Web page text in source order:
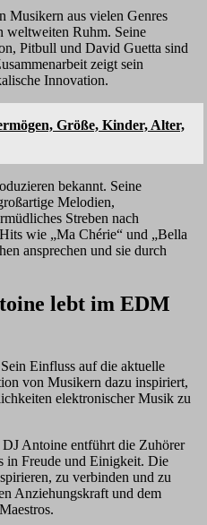
Musikern aus vielen Genres
weltweiten Ruhm. Seine
Pitbull und David Guetta sind
zeigt sein
Innovation.
Größe, Kinder, Alter,
bekannt. Seine
Melodien,
Streben nach
wie „Ma Chérie“ und „Bella
ansprechen und sie durch
lebt im EDM
Einfluss auf die aktuelle
von Musikern dazu inspiriert,
elektronischer Musik zu
Antoine entführt die Zuhörer
in Freude und Einigkeit. Die
zu verbinden und zu
Anziehungskraft und dem